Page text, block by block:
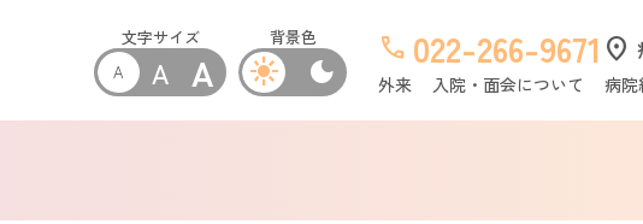
文字サイズ
A
A A
背景色
light_mode dark_mode
call 022-266-9671 location_on
外来 入院・面会について 病院